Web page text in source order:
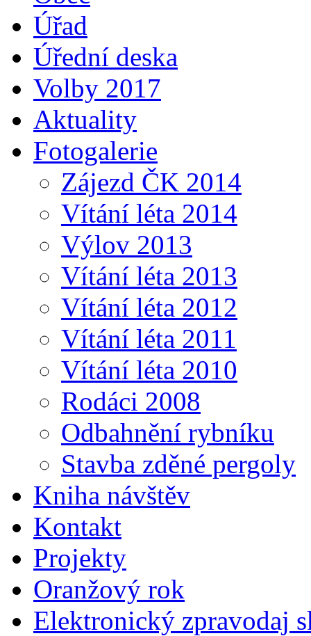
Úřad
Úřední deska
Volby 2017
Aktuality
Fotogalerie
Zájezd ČK 2014
Vítání léta 2014
Výlov 2013
Vítání léta 2013
Vítání léta 2012
Vítání léta 2011
Vítání léta 2010
Rodáci 2008
Odbahnění rybníku
Stavba zděné pergoly
Kniha návštěv
Kontakt
Projekty
Oranžový rok
Elektronický zpravodaj